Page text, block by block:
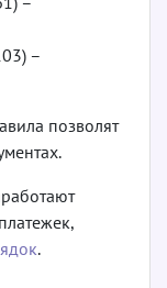
–
позволят
.